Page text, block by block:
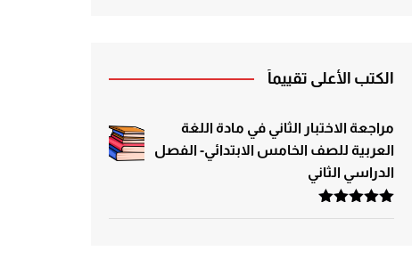
الكتب الأعلى تقييماً
مراجعة الاختبار الثاني في مادة اللغة
العربية للصف الخامس الابتدائي- الفصل
الدراسي الثاني
تم التقييم